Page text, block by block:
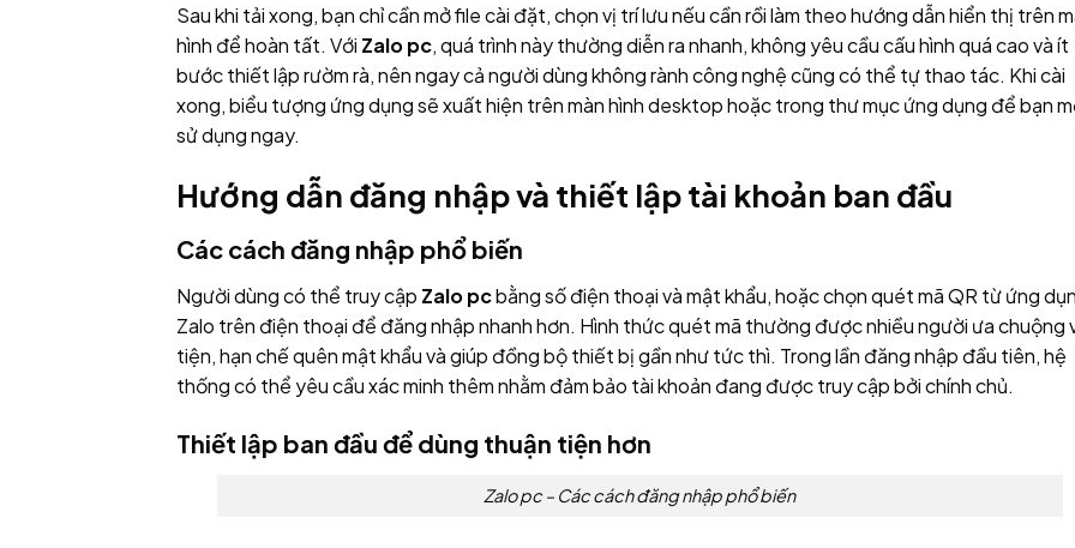
Sau khi tải xong, bạn chỉ cần mở file cài đặt, chọn vị trí lưu nếu cần rồi làm theo hướng dẫn hiển thị trên
hình để hoàn tất. Với Zalo pc, quá trình này thường diễn ra nhanh, không yêu cầu cấu hình quá cao và ít
bước thiết lập rườm rà, nên ngay cả người dùng không rành công nghệ cũng có thể tự thao tác. Khi cài
xong, biểu tượng ứng dụng sẽ xuất hiện trên màn hình desktop hoặc trong thư mục ứng dụng để bạn
sử dụng ngay.
Hướng dẫn đăng nhập và thiết lập tài khoản ban đầu
Các cách đăng nhập phổ biến
Người dùng có thể truy cập Zalo pcbằng số điện thoại và mật khẩu, hoặc chọn quét mã QR từ ứng
Zalo trên điện thoại để đăng nhập nhanh hơn. Hình thức quét mã thường được nhiều người ưa chuộng
tiện, hạn chế quên mật khẩu và giúp đồng bộ thiết bị gần như tức thì. Trong lần đăng nhập đầu tiên, hệ
thống có thể yêu cầu xác minh thêm nhằm đảm bảo tài khoản đang được truy cập bởi chính chủ.
Thiết lập ban đầu để dùng thuận tiện hơn
Zalo pc – Các cách đăng nhập phổ biến